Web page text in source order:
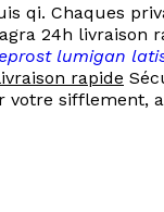
qi. Chaques
24h
lumigan
rapide